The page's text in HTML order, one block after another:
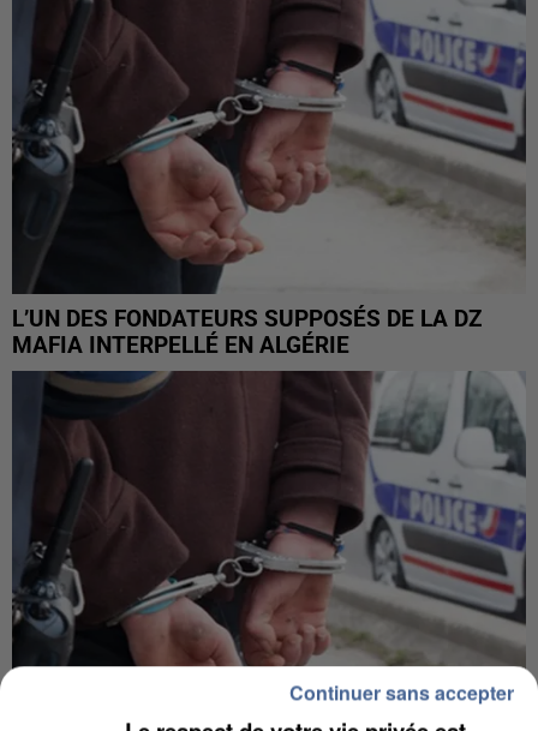
L’UN DES FONDATEURS SUPPOSÉS DE LA DZ
MAFIA INTERPELLÉ EN ALGÉRIE
Continuer sans accepter